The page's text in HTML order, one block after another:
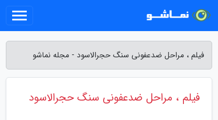
فیلم ، مراحل ضدعفونی سنگ حجرالاسود - مجله نماشو
فیلم ، مراحل ضدعفونی سنگ حجرالاسود